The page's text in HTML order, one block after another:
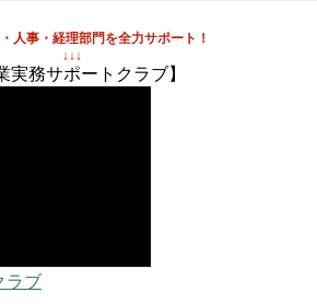
人事・経理部門を全力サポート！
↓↓↓
実務サポートクラブ】
ラブ